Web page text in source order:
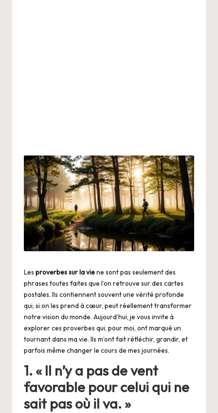
Les proverbes sur la viene sont pas seulement des
phrases toutes faites que l’on retrouve sur des cartes
postales. Ils contiennent souvent une vérité profonde
qui, si on les prend à cœur, peut réellement transformer
notre vision du monde. Aujourd’hui, je vous invite à
explorer ces proverbes qui, pour moi, ont marqué un
tournant dans ma vie. Ils m’ont fait réfléchir, grandir, et
parfois même changer le cours de mes journées.
1. « Il n’y a pas de vent
favorable pour celui qui ne
sait pas où il va. »